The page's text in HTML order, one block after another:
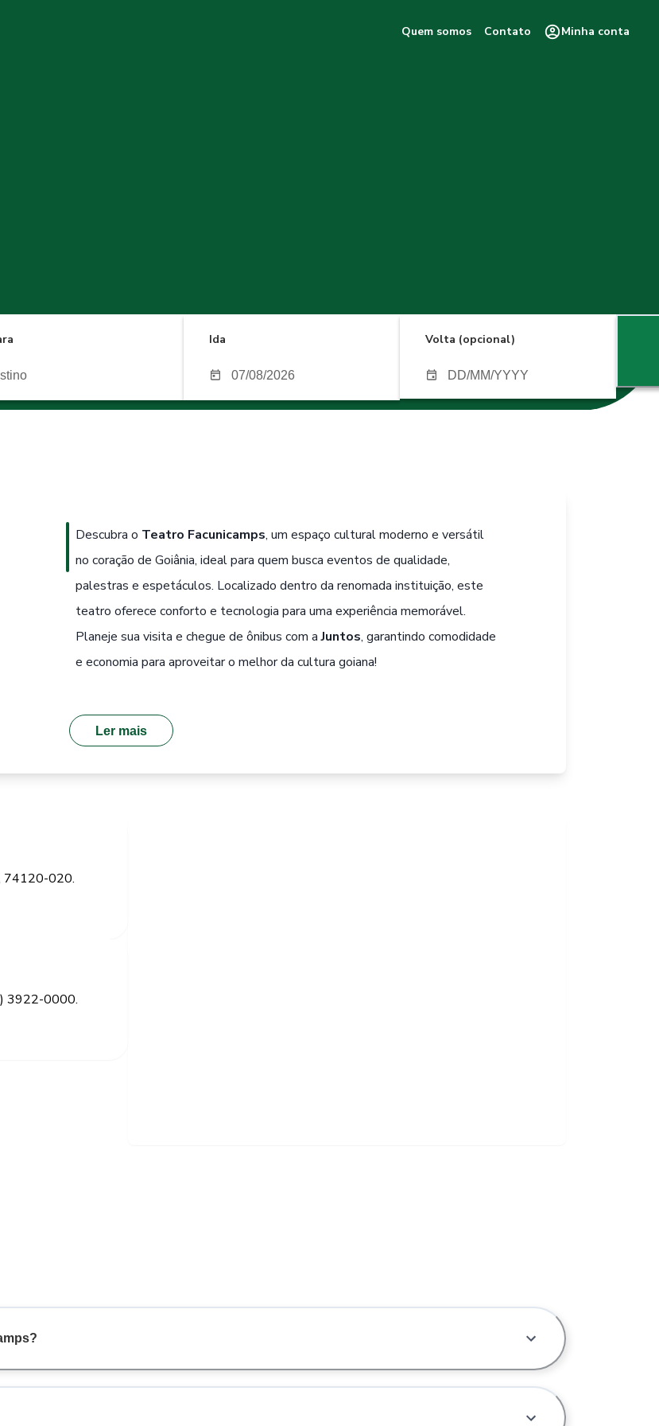
Quem somos Contato Minha conta
Ida Volta (opcional)
Descubra o Teatro Facunicamps, um espaço cultural moderno e versátil
no coração de Goiânia, ideal para quem busca eventos de qualidade,
palestras e espetáculos. Localizado dentro da renomada instituição, este
teatro oferece conforto e tecnologia para uma experiência memorável.
Planeje sua visita e chegue de ônibus com aJuntos, garantindo comodidade
e economia para aproveitar o melhor da cultura goiana!
Ler mais
74120-020.
3922-0000.